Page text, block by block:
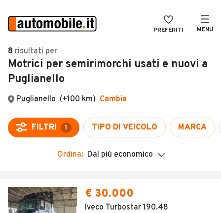
PREFERITI MENU
Auto
Auto usate
Auto Km 0
Auto Nuove
Moto
Camper
VENDI
MAGAZINE
ACCEDI
8 risultati per
Motrici per semirimorchi usati e nuovi a
Puglianello
Puglianello (+100 km) Cambia
FILTRI 1 TIPO DI VEICOLO MARCA
Ordina: Dal più economico
€ 30.000
Iveco Turbostar 190.48